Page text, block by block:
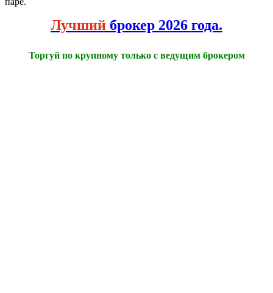
Лучший брокер 2026 года.
Торгуй по крупному только с ведущим брокером